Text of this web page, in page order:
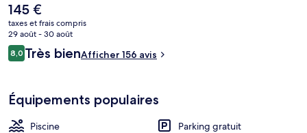
Le
prix
actuel
est
de
145 €
taxes et frais compris
29 août - 30 août
Avis
voyageurs
8,08,0 sur 10
Très bienAfficher 156 avis
Équipements populaires
Piscine
Parking gratuit